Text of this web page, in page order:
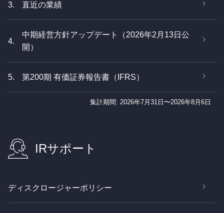
3. 直近の業績
4.
中期経営方針アップデート（2026年2月13日公
開）
5. 第200期 有価証券報告書（IFRS）
集計期間: 2026年7月31日〜2026年8月6日
IRサポート
ディスクロージャーポリシー